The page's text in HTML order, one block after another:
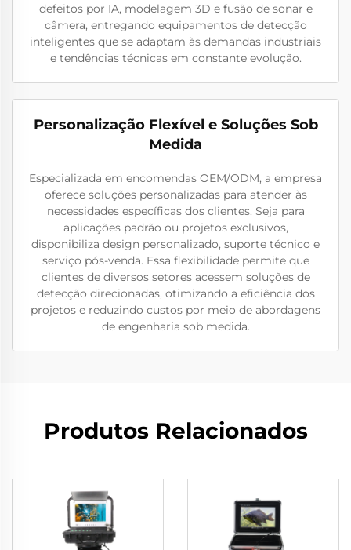
defeitos por IA, modelagem 3D e fusão de sonar e
câmera, entregando equipamentos de detecção
inteligentes que se adaptam às demandas industriais
e tendências técnicas em constante evolução.
Personalização Flexível e Soluções Sob
Medida
Especializada em encomendas OEM/ODM, a empresa
oferece soluções personalizadas para atender às
necessidades específicas dos clientes. Seja para
aplicações padrão ou projetos exclusivos,
disponibiliza design personalizado, suporte técnico e
serviço pós-venda. Essa flexibilidade permite que
clientes de diversos setores acessem soluções de
detecção direcionadas, otimizando a eficiência dos
projetos e reduzindo custos por meio de abordagens
de engenharia sob medida.
Produtos Relacionados